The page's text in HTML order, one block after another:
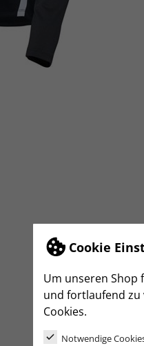
Cookie
Um unseren Shop
und fortlaufend zu
Cookies.
Notwendige